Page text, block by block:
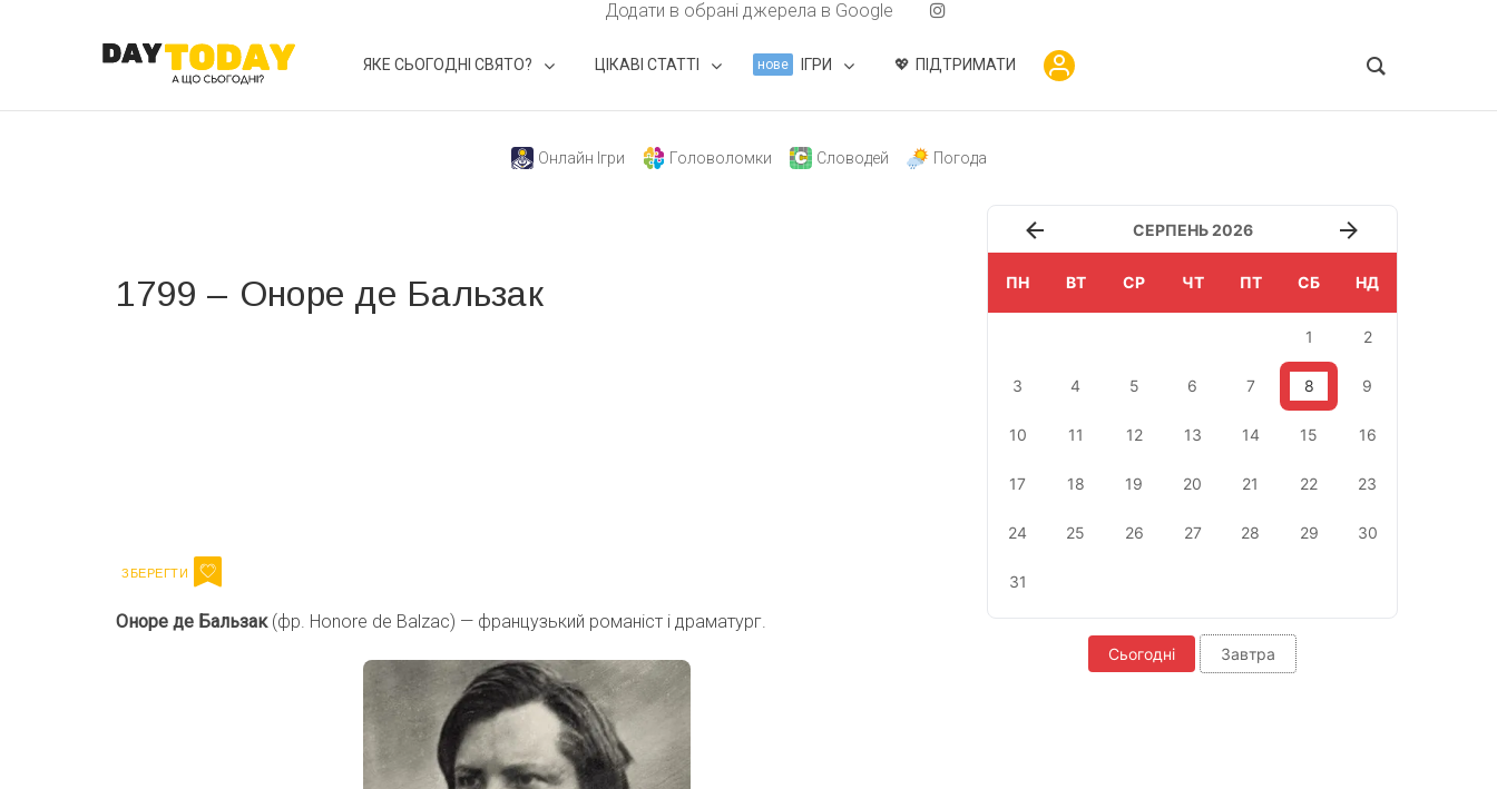
Додати в обрані джерела в Google
ЯКЕ СЬОГОДНІ СВЯТО? ЦІКАВІ СТАТТІ нове ІГРИ ПІДТРИМАТИ
Онлайн Ігри Головоломки Словодей Погода
1799 – Оноре де Бальзак
Оноре де Бальзак(фр. Honore de Balzac) — французький романіст і драматург.
СЕРПЕНЬ 2026
ПН ВТ СР ЧТ ПТ СБ НД
1 2
3 4 5 6 7 8 9
10 11 12 13 14 15 16
17 18 19 20 21 22 23
24 25 26 27 28 29 30
31
Сьогодні Завтра